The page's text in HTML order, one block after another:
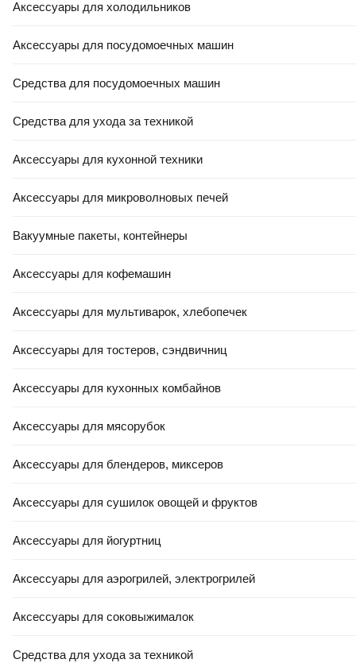
Аксессуары для холодильников
Аксессуары для посудомоечных машин
Средства для посудомоечных машин
Средства для ухода за техникой
Аксессуары для кухонной техники
Аксессуары для микроволновых печей
Вакуумные пакеты, контейнеры
Аксессуары для кофемашин
Аксессуары для мультиварок, хлебопечек
Аксессуары для тостеров, сэндвичниц
Аксессуары для кухонных комбайнов
Аксессуары для мясорубок
Аксессуары для блендеров, миксеров
Аксессуары для сушилок овощей и фруктов
Аксессуары для йогуртниц
Аксессуары для аэрогрилей, электрогрилей
Аксессуары для соковыжималок
Средства для ухода за техникой